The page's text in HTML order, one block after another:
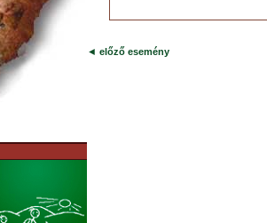
◄ előző esemény